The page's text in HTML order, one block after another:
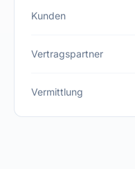
Kunden
Vertragspartner
Vermittlung